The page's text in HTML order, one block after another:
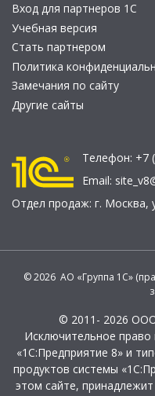
Вход для партнеров 1С
Учебная версия
Стать партнером
Политика
Замечания по сайту
Другие сайты
Телефон: +7
Email:
Отдел продаж: г. Москва,
© 2026 АО «Группа 1С»
© 2011- 2026
Исключительное
«1С:Предприятие 8» и
продуктов системы
этом сайте,